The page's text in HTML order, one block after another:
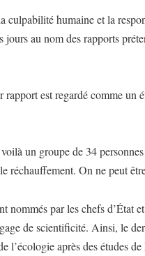
culpabilité humaine et la
jours au nom des rapports
rapport est regardé comme un
un groupe de 34
réchauffement. On ne peut
nommés par les chefs d’État
de scientificité. Ainsi, le
l’écologie après des études